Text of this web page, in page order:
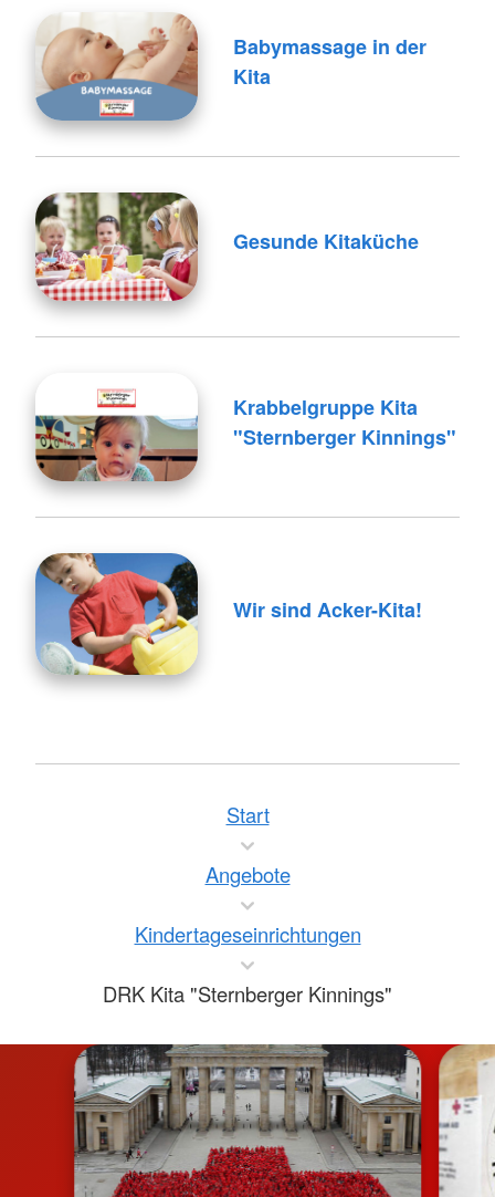
Babymassage in der
Kita
Gesunde Kitaküche
Krabbelgruppe Kita
"Sternberger Kinnings"
Wir sind Acker-Kita!
Start
Angebote
Kindertageseinrichtungen
DRK Kita "Sternberger Kinnings"